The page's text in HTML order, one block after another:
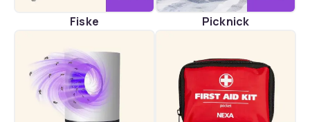
Fiske Picknick